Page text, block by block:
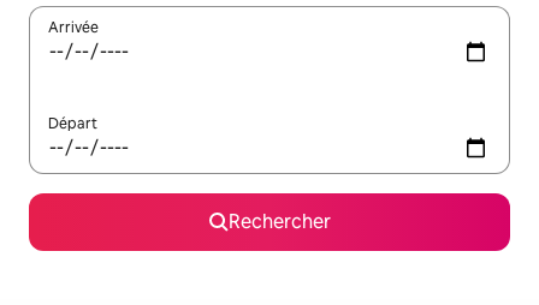
Arrivée
Départ
Rechercher